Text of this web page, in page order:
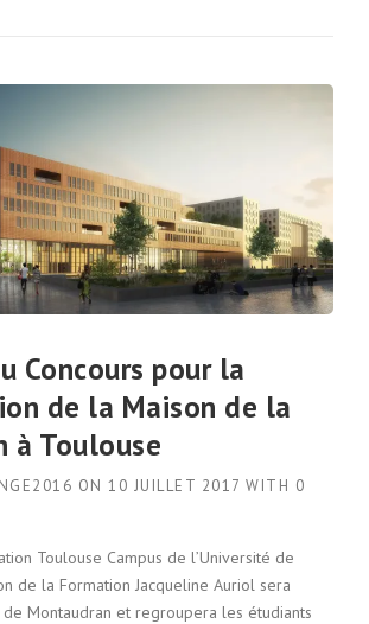
Concours pour la
de la Maison de la
à Toulouse
ON 10 JUILLET 2017 WITH 0
Toulouse Campus de l’Université de
de la Formation Jacqueline Auriol sera
Montaudran et regroupera les étudiants